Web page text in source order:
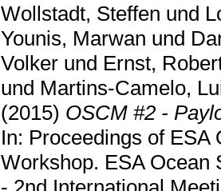
Wollstadt, Steffen und
Younis, Marwan und
Volker und Ernst,
und Martins-Camelo,
(2015) OSCM #2 -
In: Proceedings of ESA
Workshop. ESA Ocean